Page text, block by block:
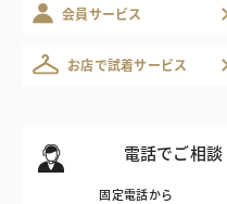
会員サービス
お店で試着サービス
電話でご相談
固定電話から